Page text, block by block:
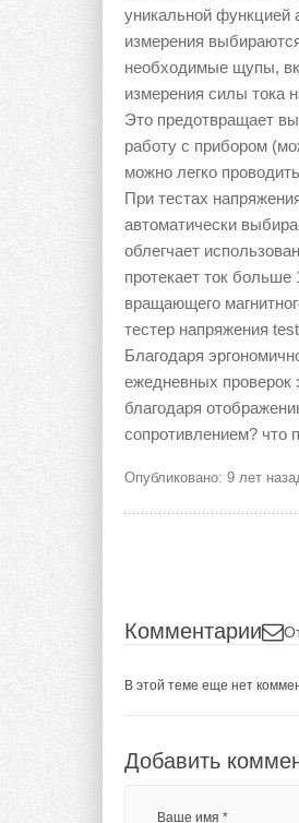
уникальной функцией
измерения
необходимые щупы,
измерения силы тока
Это предотвращает
работу с прибором
можно легко
При тестах
автоматически
облегчает
протекает ток
вращающего
тестер напряжения
Благодаря
ежедневных проверок
благодаря
сопротивлением? что
Опубликовано: 9 лет
Комментарии
В этой теме еще нет
Добавить
Ваше имя *